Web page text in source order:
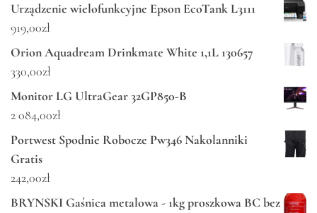
Urządzenie wielofunkcyjne Epson EcoTank L3111
919,00zł
Orion Aquadream Drinkmate White 1,1L 130657
330,00zł
Monitor LG UltraGear 32GP850-B
2 084,00zł
Portwest Spodnie Robocze Pw346 Nakolanniki
Gratis
242,00zł
BRYNSKI Gaśnica metalowa - 1kg proszkowa BC bez